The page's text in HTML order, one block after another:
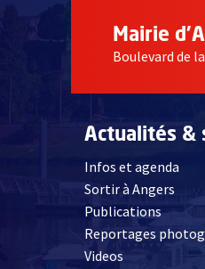
Mairie
Boulevard de
Actualités &
Infos et agenda
Sortir à Angers
Publications
Reportages
Videos, Ouvre une